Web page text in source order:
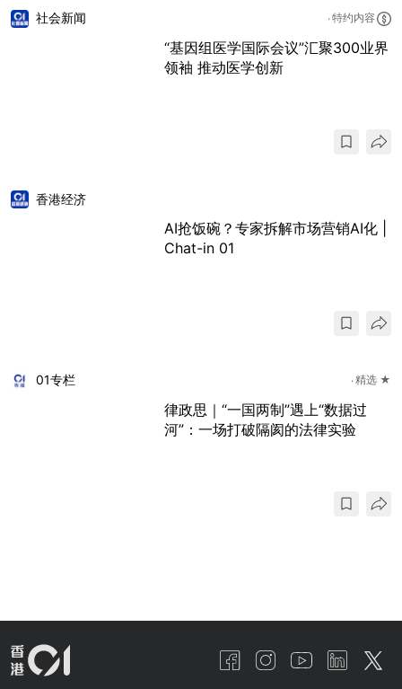
社会新闻 特约内容
“基因组医学国际会议”汇聚300业界
领袖 推动医学创新
香港经济
AI抢饭碗？专家拆解市场营销AI化 |
Chat-in 01
01专栏 精选 ★
律政思｜“一国两制”遇上“数据过
河”：一场打破隔阂的法律实验